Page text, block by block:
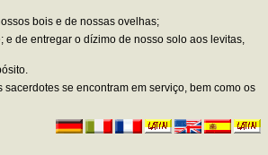
bois e de nossas ovelhas;
de entregar o dízimo de nosso solo aos levitas,
se encontram em serviço, bem como os